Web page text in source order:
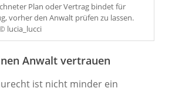
Plan oder Vertrag bindet für
vorher den Anwalt prüfen zu lassen.
lucia_lucci
Anwalt vertrauen
ist nicht minder ein